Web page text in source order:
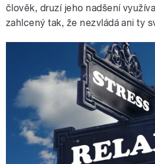
člověk, druzí jeho nadšení
zahlcený tak, že nezvládá ani ty